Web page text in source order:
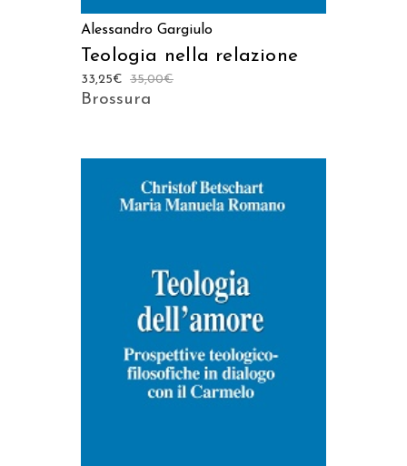
Alessandro Gargiulo
Teologia nella relazione
35,00€
33,25€
Brossura